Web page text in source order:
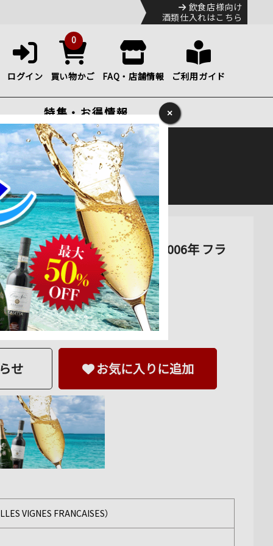
飲食店様向け
酒類仕入れはこちら
ログイン
0
買い物かご FAQ・店舗情報 ご利用ガイド
特集・お得情報
のHPをご確認下さい。
（木箱付き） ボランジェ 2006年 フラ
せ お気に入りに追加
VIGNES FRANCAISES）
×